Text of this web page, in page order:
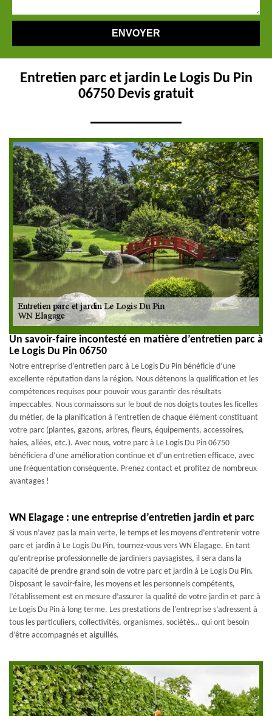
Entretien parc et jardin Le Logis Du Pin
06750 Devis gratuit
Un savoir-faire incontesté en matière d’entretien parc à
Le Logis Du Pin 06750
Notre entreprise d’entretien parc à Le Logis Du Pin bénéficie d’une
excellente réputation dans la région. Nous détenons la qualification et les
compétences requises pour pouvoir vous garantir des résultats
impeccables. Nous connaissons sur le bout de nos doigts toutes les ficelles
du métier, de la planification à l’entretien de chaque élément constituant
votre parc (plantes, gazons, arbres, fleurs, équipements, accessoires,
haies, allées, etc.). Avec nous, votre parc à Le Logis Du Pin 06750
bénéficiera d’une amélioration continue et d’un entretien efficace, avec
une fréquentation conséquente. Prenez contact et profitez de nombreux
avantages !
WN Elagage : une entreprise d’entretien jardin et parc
Si vous n’avez pas la main verte, le temps et les moyens d’entretenir votre
parc et jardin à Le Logis Du Pin, tournez-vous vers WN Elagage. En tant
qu’entreprise professionnelle de jardiniers paysagistes, il sera dans la
capacité de prendre grand soin de votre parc et jardin à Le Logis Du Pin.
Disposant le savoir-faire, les moyens et les personnels compétents,
l’établissement est en mesure d’assurer la qualité de votre jardin et parc à
Le Logis Du Pin à long terme. Les prestations de l’entreprise s’adressent à
tous les particuliers, collectivités, organismes, sociétés… qui ont besoin
d’être accompagnés et aiguillés.